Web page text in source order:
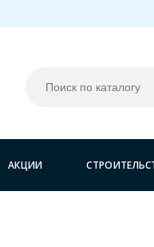
АКЦИИ